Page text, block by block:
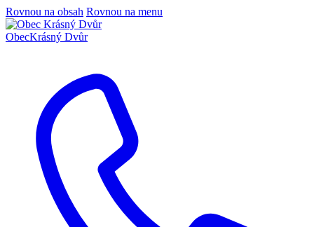
Rovnou na obsah Rovnou na menu
ObecKrásný Dvůr